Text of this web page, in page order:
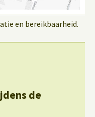
en bereikbaarheid.
de